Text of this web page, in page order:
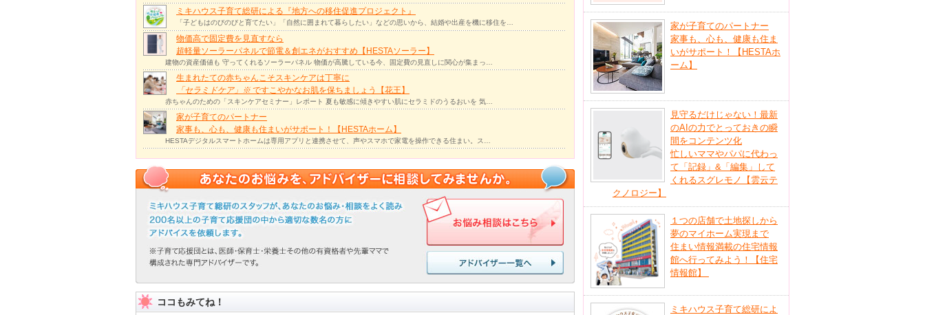
ミキハウス子育て総研による『地方への移住促進プロジェクト』
「子どもはのびのびと育てたい」「自然に囲まれて暮らしたい」などの思いから、結婚や出産を機に移住を…
物価高で固定費を見直すなら
超軽量ソーラーパネルで節電＆創エネがおすすめ【HESTAソーラー】
建物の資産価値も 守ってくれるソーラーパネル 物価が高騰している今、固定費の見直しに関心が集まっ…
生まれたての赤ちゃんこそスキンケアは丁寧に
「セラミドケア」 ※ですこやかなお肌を保ちましょう【花王】
赤ちゃんのための「スキンケアセミナー」レポート 夏も敏感に傾きやすい肌にセラミドのうるおいを 気…
家が子育てのパートナー
家事も、心も、健康も住まいがサポート！【HESTAホーム】
HESTAデジタルスマートホームは専用アプリと連携させて、声やスマホで家電を操作できる住まい。ス…
ココもみてね！
家が子育てのパートナー
家事も、心も、健康も住ま
いがサポート！【HESTAホ
ーム】
見守るだけじゃない！最新
のAIの力でとっておきの瞬
間をコンテンツ化
忙しいママやパパに代わっ
て「記録」&「編集」して
くれるスグレモノ【雲云テ
クノロジー】
１つの店舗で土地探しから
夢のマイホーム実現まで
住まい情報満載の住宅情報
館へ行ってみよう！【住宅
情報館】
ミキハウス子育て総研によ